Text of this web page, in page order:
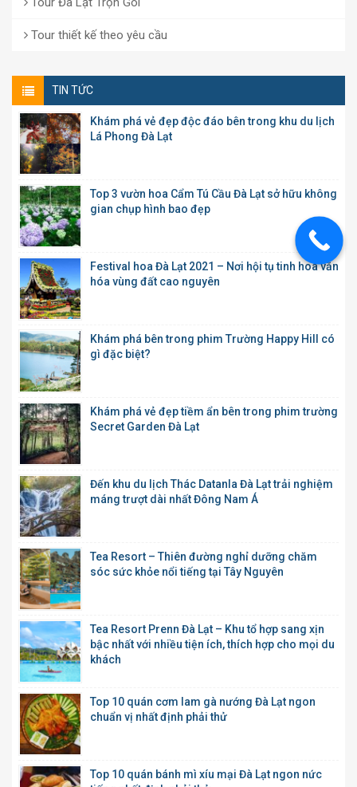
Tour thiết kế theo yêu cầu
TIN TỨC
Khám phá vẻ đẹp độc đáo bên trong khu du lịch
Lá Phong Đà Lạt
Top 3 vườn hoa Cẩm Tú Cầu Đà Lạt sở hữu không
gian chụp hình bao đẹp
Festival hoa Đà Lạt 2021 – Nơi hội tụ tinh hoa văn
hóa vùng đất cao nguyên
Khám phá bên trong phim Trường Happy Hill có
gì đặc biệt?
Khám phá vẻ đẹp tiềm ẩn bên trong phim trường
Secret Garden Đà Lạt
Đến khu du lịch Thác Datanla Đà Lạt trải nghiệm
máng trượt dài nhất Đông Nam Á
Tea Resort – Thiên đường nghỉ dưỡng chăm
sóc sức khỏe nổi tiếng tại Tây Nguyên
Tea Resort Prenn Đà Lạt – Khu tổ hợp sang xịn
bậc nhất với nhiều tiện ích, thích hợp cho mọi du
khách
Top 10 quán cơm lam gà nướng Đà Lạt ngon
chuẩn vị nhất định phải thử
Top 10 quán bánh mì xíu mại Đà Lạt ngon nức